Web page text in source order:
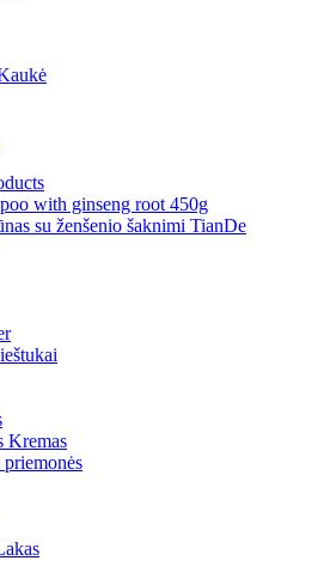
su ženšenio šaknimi TianDe
Kremas